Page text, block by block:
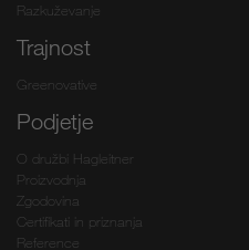
Razkuževanje
Trajnost
Greenovative
Podjetje
O družbi Hagleitner
Proizvodnja
Zgodovina
Certifikati in priznanja
Reference